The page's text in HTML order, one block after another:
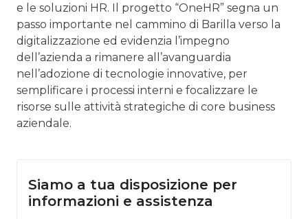
e le soluzioni HR. Il progetto “OneHR” segna un
passo importante nel cammino di Barilla verso la
digitalizzazione ed evidenzia l’impegno
dell’azienda a rimanere all’avanguardia
nell’adozione di tecnologie innovative, per
semplificare i processi interni e focalizzare le
risorse sulle attività strategiche di core business
aziendale.
Siamo a tua disposizione per
informazioni e assistenza